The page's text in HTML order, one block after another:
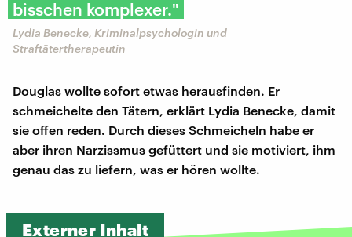
bisschen komplexer."
Lydia Benecke, Kriminalpsychologin und
Straftätertherapeutin
Douglas wollte sofort etwas herausfinden. Er
schmeichelte den Tätern, erklärt Lydia Benecke, damit
sie offen reden. Durch dieses Schmeicheln habe er
aber ihren Narzissmus gefüttert und sie motiviert, ihm
genau das zu liefern, was er hören wollte.
Externer Inhalt